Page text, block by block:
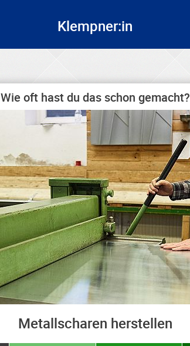
Klempner:in
Wie oft hast du das schon gemacht?
Metallscharen herstellen